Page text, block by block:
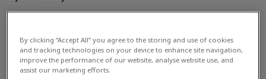
Bij een algehele narcose verliest uw dier
hetbewustzijntotaal. Het voelt geen pijn en heeft later
geen herinnering aan de ingreep. Een algehele narcose
By clicking “Accept All” you agree to the storing and use of cookies
and tracking technologies on your device to enhance site navigation,
improve the performance of our website, analyse website use, and
assist our marketing efforts.